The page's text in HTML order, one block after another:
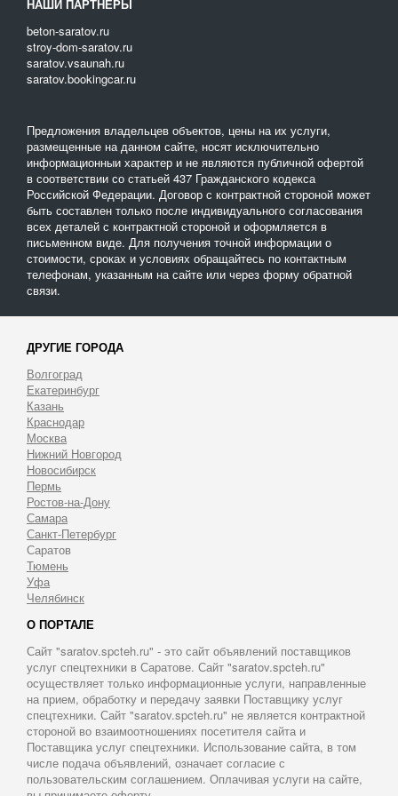
На сайте объявлений «Спецтехника» вы найдете традиционную
и специальную технику для перевозки топливных смесей.
Воспользуйтесь широким ассортиментом, оптимальными
расценками и подробным описанием транспортных средств.
Это поможет подобрать единицы автопарка, которые полностью
процессе транспортировки дизтоплива.
НАШИ ПАРТНЕРЫ
beton-saratov.ru
stroy-dom-saratov.ru
saratov.vsaunah.ru
saratov.bookingcar.ru
Предложения владельцев объектов, цены на их услуги,
размещенные на данном сайте, носят исключительно
информационныи характер и не являются публичной офертой
в соответствии со статьей 437 Гражданского кодекса
Российской Федерации. Договор с контрактной стороной может
быть составлен только после индивидуального согласования
всех деталей с контрактной стороной и оформляется в
письменном виде. Для получения точной информации о
стоимости, сроках и условиях обращайтесь по контактным
телефонам, указанным на сайте или через форму обратной
связи.
ДРУГИЕ ГОРОДА
Волгоград
Екатеринбург
Казань
Краснодар
Москва
Нижний Новгород
Новосибирск
Пермь
Ростов-на-Дону
Самара
Санкт-Петербург
Саратов
Тюмень
Уфа
Челябинск
О ПОРТАЛЕ
Сайт "saratov.spcteh.ru" - это сайт объявлений поставщиков
услуг спецтехники в Саратове. Сайт "saratov.spcteh.ru"
осуществляет только информационные услуги, направленные
на прием, обработку и передачу заявки Поставщику услуг
спецтехники. Сайт "saratov.spcteh.ru" не является контрактной
стороной во взаимоотношениях посетителя сайта и
Поставщика услуг спецтехники. Использование сайта, в том
числе подача объявлений, означает согласие с
пользовательским соглашением. Оплачивая услуги на сайте,